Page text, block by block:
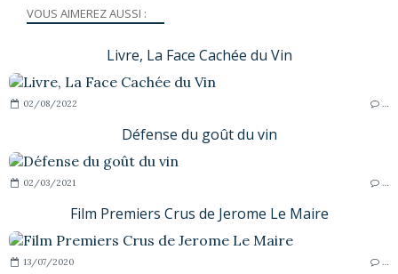
VOUS AIMEREZ AUSSI :
Livre, La Face Cachée du Vin
02/08/2022
Défense du goût du vin
02/03/2021
Film Premiers Crus de Jerome Le Maire
13/07/2020